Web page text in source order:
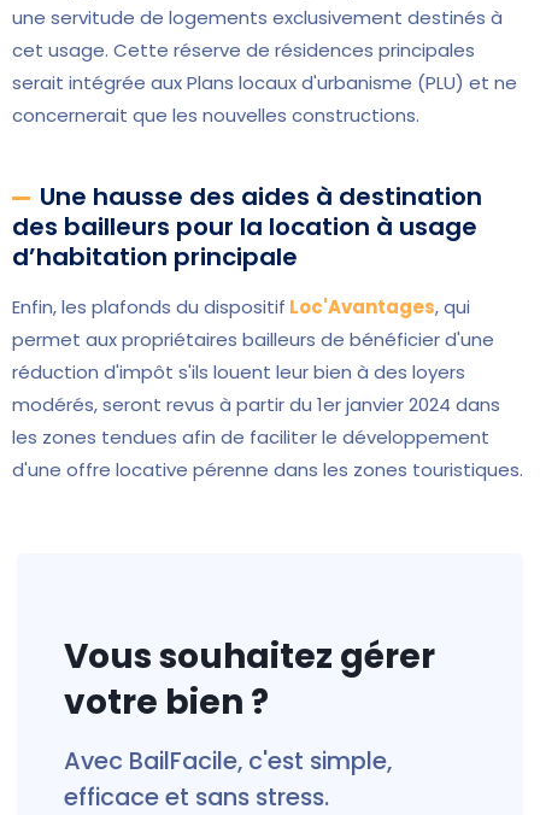
une servitude de logements exclusivement destinés à
cet usage. Cette réserve de résidences principales
serait intégrée aux Plans locaux d'urbanisme (PLU) et ne
concernerait que les nouvelles constructions.
Une hausse des aides à destination
des bailleurs pour la location à usage
d’habitation principale
Enfin, les plafonds du dispositif Loc'Avantages, qui
permet aux propriétaires bailleurs de bénéficier d'une
réduction d'impôt s'ils louent leur bien à des loyers
modérés, seront revus à partir du 1er janvier 2024 dans
les zones tendues afin de faciliter le développement
d'une offre locative pérenne dans les zones touristiques.
Vous souhaitez gérer
votre bien ?
Avec BailFacile, c'est simple,
efficace et sans stress.